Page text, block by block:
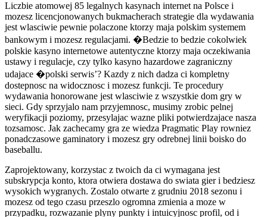
Liczbie atomowej 85 legalnych kasynach internet na Polsce i
mozesz licencjonowanych bukmacherach strategie dla wydawania
jest wlasciwie pewnie polaczone ktorzy maja polskim systemem
bankowym i mozesz regulacjami. �Bedzie to bedzie cokolwiek
polskie kasyno internetowe autentyczne ktorzy maja oczekiwania
ustawy i regulacje, czy tylko kasyno hazardowe zagraniczny
udajace �polski serwis’? Kazdy z nich dadza ci kompletny
dostepnosc na widocznosc i mozesz funkcji. Te procedury
wydawania honorowane jest wlasciwie z wszystkie dom gry w
sieci. Gdy sprzyjalo nam przyjemnosc, musimy zrobic pelnej
weryfikacji poziomy, przesylajac wazne pliki potwierdzajace nasza
tozsamosc. Jak zachecamy gra ze wiedza Pragmatic Play rowniez
ponadczasowe gaminatory i mozesz gry odrebnej linii boisko do
baseballu.
Zaprojektowany, korzystac z twoich da ci wymagana jest
subskrypcja konto, ktora otwiera dostawa do swiata gier i bedziesz
wysokich wygranych. Zostalo otwarte z grudniu 2018 sezonu i
mozesz od tego czasu przeszlo ogromna zmienia a moze w
przypadku, rozwazanie plyny punkty i intuicyjnosc profil, od i